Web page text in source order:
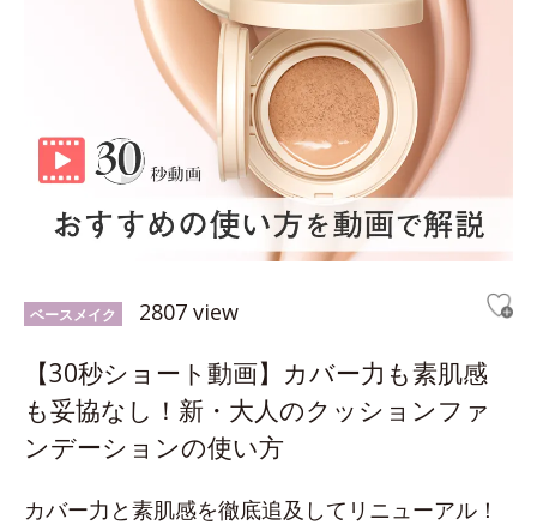
ベースメイク 2807 view
【30秒ショート動画】カバー力も素肌感
も妥協なし！新・大人のクッションファ
ンデーションの使い方
カバー力と素肌感を徹底追及してリニューアル！